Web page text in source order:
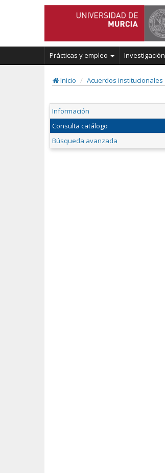
Prácticas y empleo Investigación
Inicio Acuerdos institucionales
Información
Consulta catálogo
Búsqueda avanzada